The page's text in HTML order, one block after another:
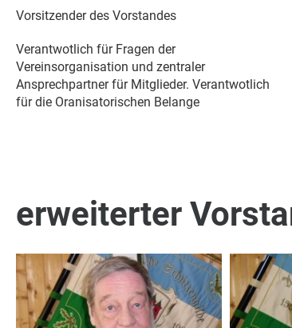
Vorsitzender des Vorstandes
Verantwotlich für Fragen der
Vereinsorganisation und zentraler
Ansprechpartner für Mitglieder. Verantwotlich
für die Oranisatorischen Belange
erweiterter